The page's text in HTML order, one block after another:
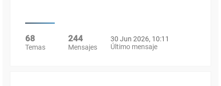
68
Temas
244
Mensajes
30 Jun 2026, 10:11
Último mensaje